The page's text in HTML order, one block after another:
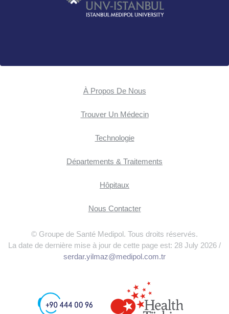
À Propos De Nous
Trouver Un Médecin
Technologie
Départements & Traitements
Hôpitaux
Nous Contacter
© Groupe de Santé Medipol. Tous droits réservés.
La date de dernière mise à jour de cette page est: 28 July 2026 /
serdar.yilmaz@medipol.com.tr